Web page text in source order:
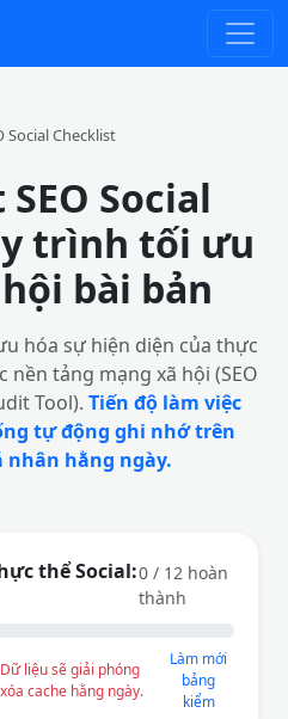
Social Checklist
Social
trình tối ưu
bài bản
hóa sự hiện diện của thực
tảng mạng xã hội (SEO
Tool). Tiến độ làm việc
tự động ghi nhớ trên
hằng ngày.
thể Social:0 / 12 hoàn
thành
liệu sẽ giải phóng
cache hằng ngày.
Làm mới
bảng
kiểm